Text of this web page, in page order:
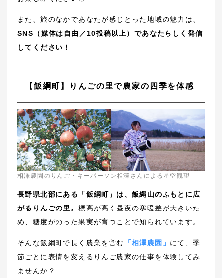
また、旅のなかであなたが感じとった地域の魅力は、
SNS（媒体は自由／10投稿以上）であなたらしく発信
してください！
【飯綱町】りんごの里で農家の四季を体感
相澤農園のりんご・キーパーソン相澤さんによる星空観望
長野県北部にある「飯綱町」は、飯縄山のふもとに広
がるりんごの里。標高が高く昼夜の寒暖差が大きいた
め、糖度がのった果実が育つことで知られています。
そんな飯綱町で長く農業を営む 「相澤農園」 にて、季
節ごとに表情を変えるりんご農家の仕事を体験してみ
ませんか？